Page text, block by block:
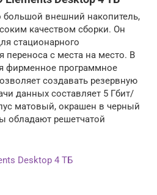
большой внешний накопитель,
качеством сборки. Он
стационарного
переноса с места на место. В
фирменное программное
создавать резервную
данных составляет 5 Гбит/
матовый, окрашен в черный
обладают решетчатой
Desktop 4 ТБ